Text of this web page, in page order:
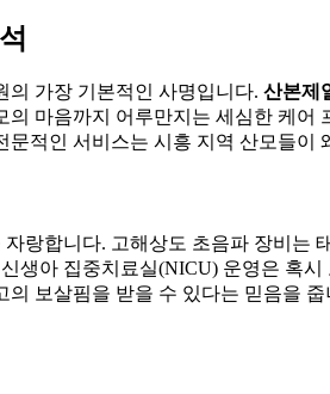
의 가장 기본적인 사명입니다. 산본제
마음까지 어루만지는 세심한 케
적인 서비스는 시흥 지역 산모들이
랑합니다. 고해상도 초음파 장비
생아 집중치료실(NICU) 운영은 혹
보살핌을 받을 수 있다는 믿음을